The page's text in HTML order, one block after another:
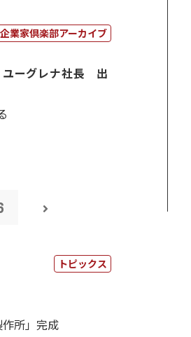
企業家倶楽部アーカイブ
ユーグレナ社長 出
トピックス
所」完成